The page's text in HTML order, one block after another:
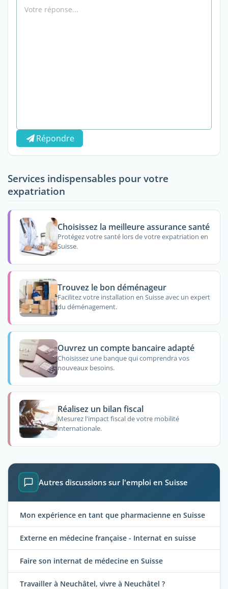
Répondre
Services indispensables pour votre
expatriation
Choisissez la meilleure assurance santé
Protégez votre santé lors de votre expatriation en
Suisse.
Trouvez le bon déménageur
Facilitez votre installation en Suisse avec un expert
du déménagement.
Ouvrez un compte bancaire adapté
Choisissez une banque qui comprendra vos
nouveaux besoins.
Réalisez un bilan fiscal
Mesurez l'impact fiscal de votre mobilité
internationale.
Autres discussions sur l'emploi en Suisse
Mon expérience en tant que pharmacienne en Suisse
Externe en médecine française - Internat en suisse
Faire son internat de médecine en Suisse
Travailler à Neuchâtel, vivre à Neuchâtel ?